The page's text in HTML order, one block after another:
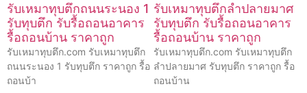
รับเหมาทุบตึกถนนระนอง 1
รับทุบตึก รับรื้อถอนอาคาร
รื้อถอนบ้าน ราคาถูก
รับเหมาทุบตึก.com รับเหมาทุบตึก
ถนนระนอง 1 รับทุบตึก ราคาถูก รื้อ
ถอนบ้า
รับเหมาทุบตึกลำปลายมาศ
รับทุบตึก รับรื้อถอนอาคาร
รื้อถอนบ้าน ราคาถูก
รับเหมาทุบตึก.com รับเหมาทุบตึก
ลำปลายมาศ รับทุบตึก ราคาถูก รื้อ
ถอนบ้าน